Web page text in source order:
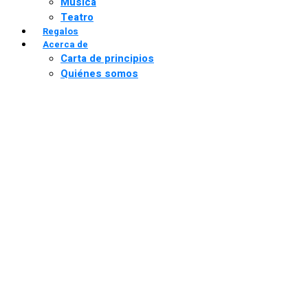
Teatro
Regalos
Acerca de
Carta de principios
Quiénes somos